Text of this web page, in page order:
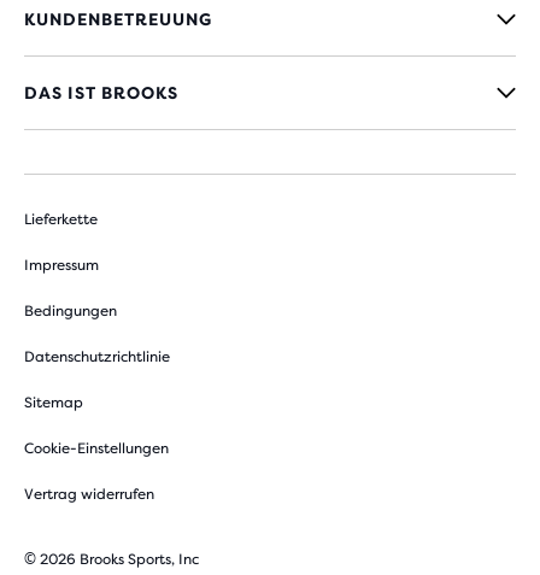
KUNDENBETREUUNG
DAS IST BROOKS
Lieferkette
Impressum
Bedingungen
Datenschutzrichtlinie
Sitemap
Cookie-Einstellungen
Vertrag widerrufen
© 2026 Brooks Sports, Inc